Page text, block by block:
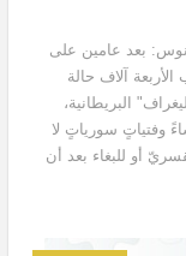
بعد عامين على
آلاف حالة
البريطانية،
وفتياتٍ سورياتٍ لا
القسريّ أو للبغاء بعد أن